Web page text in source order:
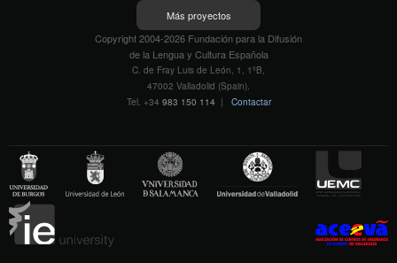
Más proyectos
Copyright 2004-2026 Fundación para la Difusión
de la Lengua y Cultura Española
C. de Fray Luis de León, 1, 1ºB,
47002 Valladolid (Spain).
Tel. +34 983 150 114 | Contactar